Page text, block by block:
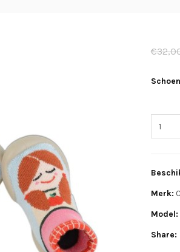
Merk:
Model:
Share: